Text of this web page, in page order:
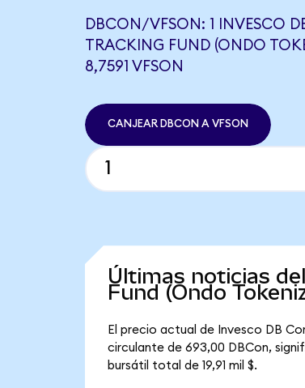
DBCON/VFSON: 1 INVESCO
TRACKING FUND (ONDO
8,7591 VFSON
CANJEAR DBCON A VFSON
Últimas noticias
Fund (Ondo
El precio actual de Invesco DB
circulante de 693,00 DBCon,
bursátil total de 19,91 mil $.